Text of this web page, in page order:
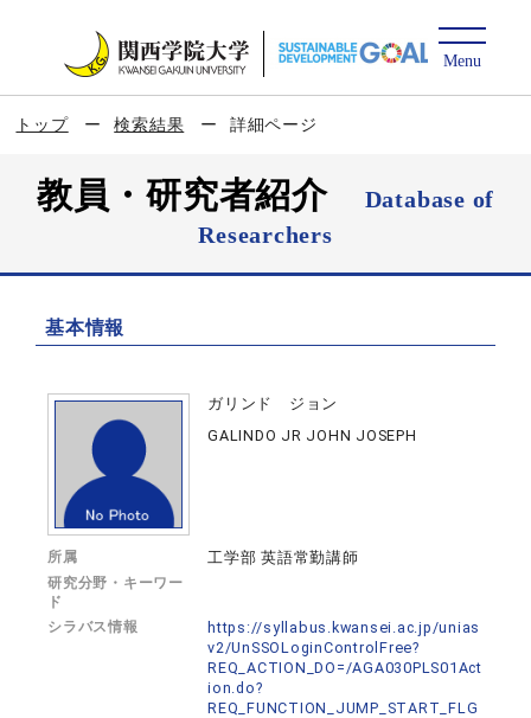
トップ 検索結果 詳細ページ
教員・研究者紹介
Database of
Researchers
基本情報
ガリンド ジョン
GALINDO JR JOHN JOSEPH
所属 工学部 英語常勤講師
研究分野・キーワー
ド
シラバス情報
https://syllabus.kwansei.ac.jp/unias
v2/UnSSOLoginControlFree?
REQ_ACTION_DO=/AGA030PLS01Act
ion.do?
REQ_FUNCTION_JUMP_START_FLG